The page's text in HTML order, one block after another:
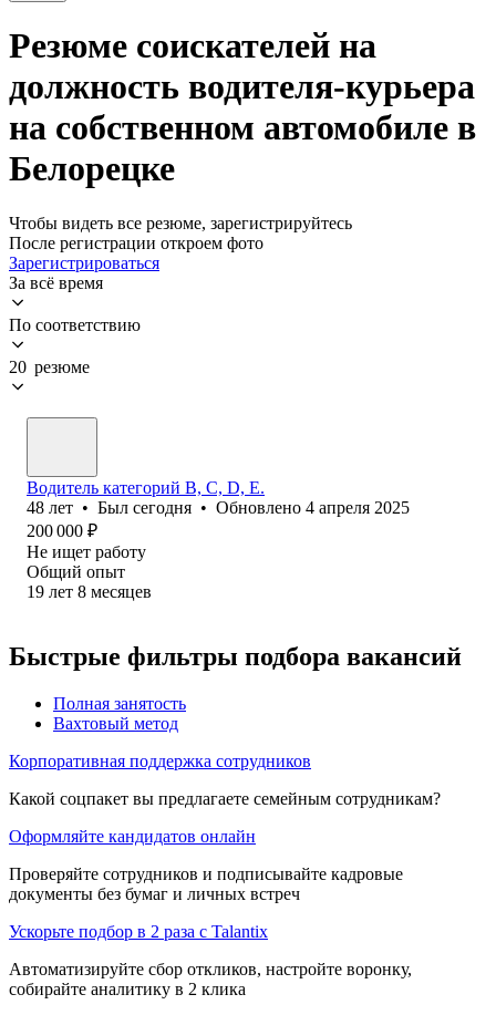
Резюме соискателей на
должность водителя-курьера
на собственном автомобиле в
Белорецке
Чтобы видеть все резюме, зарегистрируйтесь
После регистрации откроем фото
Зарегистрироваться
За всё время
По соответствию
20 резюме
Водитель категорий В, С, D, Е.
48 лет • Был сегодня • Обновлено 4 апреля 2025
200 000 ₽
Не ищет работу
Общий опыт
19 лет 8 месяцев
Быстрые фильтры подбора вакансий
Полная занятость
Вахтовый метод
Корпоративная поддержка сотрудников
Какой соцпакет вы предлагаете семейным сотрудникам?
Оформляйте кандидатов онлайн
Проверяйте сотрудников и подписывайте кадровые
документы без бумаг и личных встреч
Ускорьте подбор в 2 раза с Talantix
Автоматизируйте сбор откликов, настройте воронку,
собирайте аналитику в 2 клика